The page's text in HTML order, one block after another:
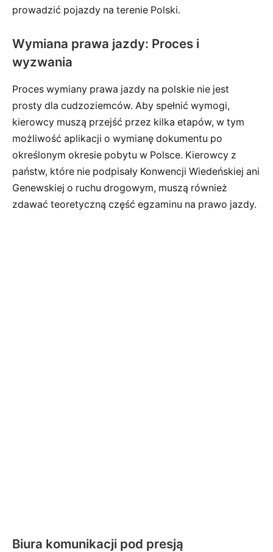
prowadzić pojazdy na terenie Polski.
Wymiana prawa jazdy: Proces i
wyzwania
Proces wymiany prawa jazdy na polskie nie jest
prosty dla cudzoziemców. Aby spełnić wymogi,
kierowcy muszą przejść przez kilka etapów, w tym
możliwość aplikacji o wymianę dokumentu po
określonym okresie pobytu w Polsce. Kierowcy z
państw, które nie podpisały Konwencji Wiedeńskiej ani
Genewskiej o ruchu drogowym, muszą również
zdawać teoretyczną część egzaminu na prawo jazdy.
Biura komunikacji pod presją